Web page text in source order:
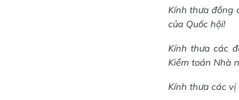
Kính thưa đồng
của Quốc hội!
Kính thưa các
Kiểm toán Nhà
Kính thưa các